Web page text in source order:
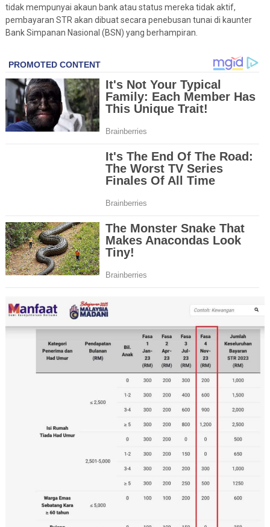
tidak mempunyai akaun bank atau status mereka tidak aktif,
pembayaran STR akan dibuat secara penebusan tunai di kaunter
Bank Simpanan Nasional (BSN) yang berhampiran.